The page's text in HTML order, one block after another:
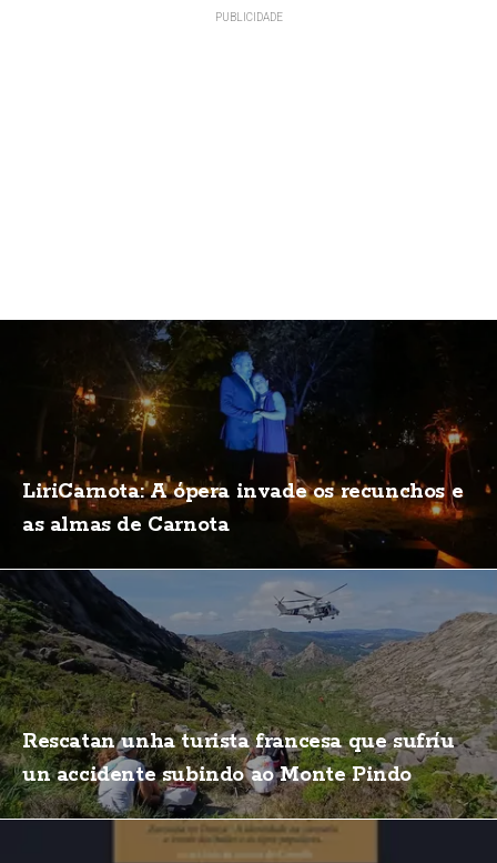
LiriCarnota: A ópera invade os recunchos e
as almas de Carnota
Rescatan unha turista francesa que sufríu
un accidente subindo ao Monte Pindo